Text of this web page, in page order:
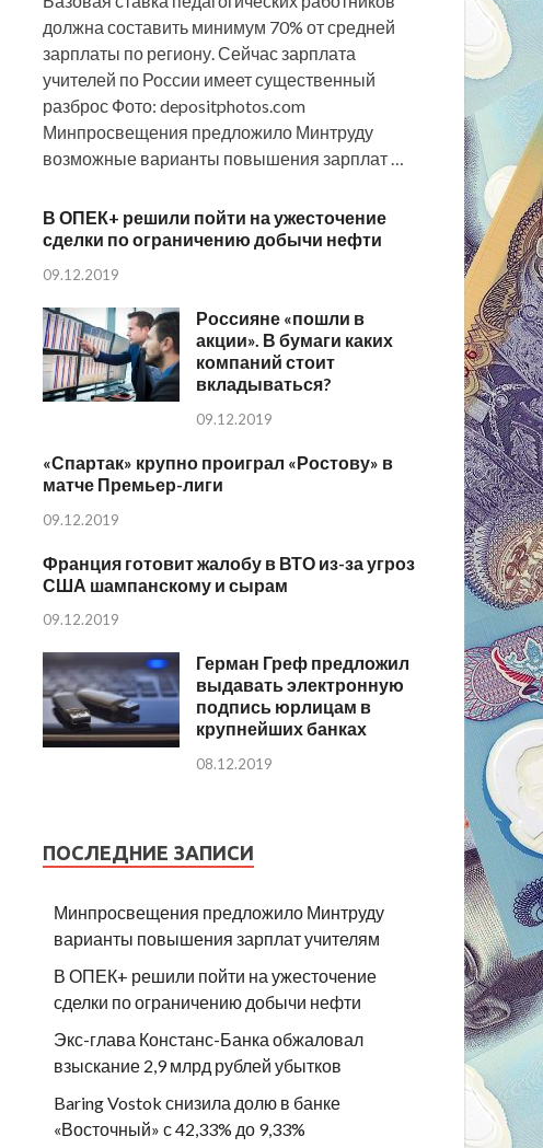
должна составить минимум 70% от средней
зарплаты по региону. Сейчас зарплата
учителей по России имеет существенный
разброс Фото: depositphotos.com
Минпросвещения предложило Минтруду
возможные варианты повышения зарплат …
В ОПЕК+ решили пойти на ужесточение
сделки по ограничению добычи нефти
09.12.2019
Россияне «пошли в
акции». В бумаги каких
компаний стоит
вкладываться?
09.12.2019
«Спартак» крупно проиграл «Ростову» в
матче Премьер-лиги
09.12.2019
Франция готовит жалобу в ВТО из-за угроз
США шампанскому и сырам
09.12.2019
Герман Греф предложил
выдавать электронную
подпись юрлицам в
крупнейших банках
08.12.2019
ПОСЛЕДНИЕ ЗАПИСИ
Минпросвещения предложило Минтруду
варианты повышения зарплат учителям
В ОПЕК+ решили пойти на ужесточение
сделки по ограничению добычи нефти
Экс-глава Констанс-Банка обжаловал
взыскание 2,9 млрд рублей убытков
Baring Vostok снизила долю в банке
«Восточный» с 42,33% до 9,33%